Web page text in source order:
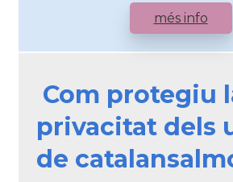
més info
Com protegiu
privacitat dels
de